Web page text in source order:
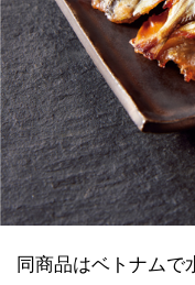
同商品はベトナムで